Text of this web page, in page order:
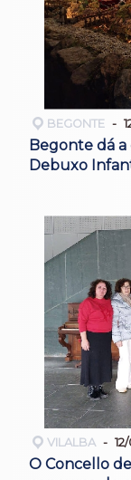
BEGONTE
Begonte dá
Debuxo
VILALBA
O Concello